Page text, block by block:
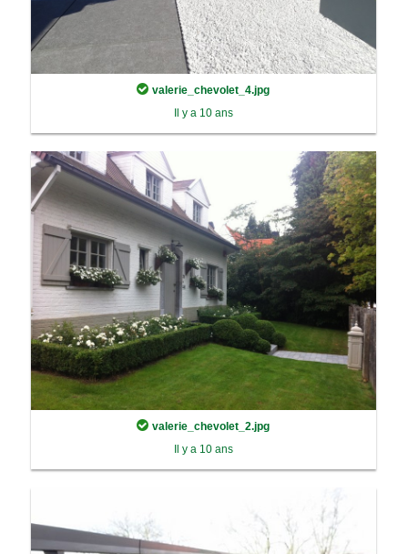
valerie_chevolet_4.jpg
Il y a 10 ans
valerie_chevolet_2.jpg
Il y a 10 ans